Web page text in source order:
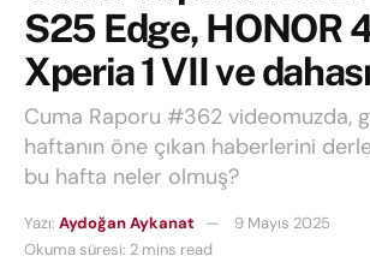
S25 Edge, HONOR
Xperia 1 VII ve dahası
Cuma Raporu #362 videomuzda,
haftanın öne çıkan haberlerini
bu hafta neler olmuş?
Yazı: Aydoğan Aykanat
9 Mayıs 2025
Okuma süresi: 2 mins read